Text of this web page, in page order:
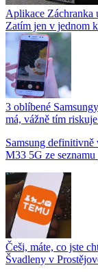
Aplikace Záchranka
Zatím jen v jednom
3 oblíbené
má, vážně tím
Samsung
M33 5G ze
Češi, máte, co jste
Švadleny v